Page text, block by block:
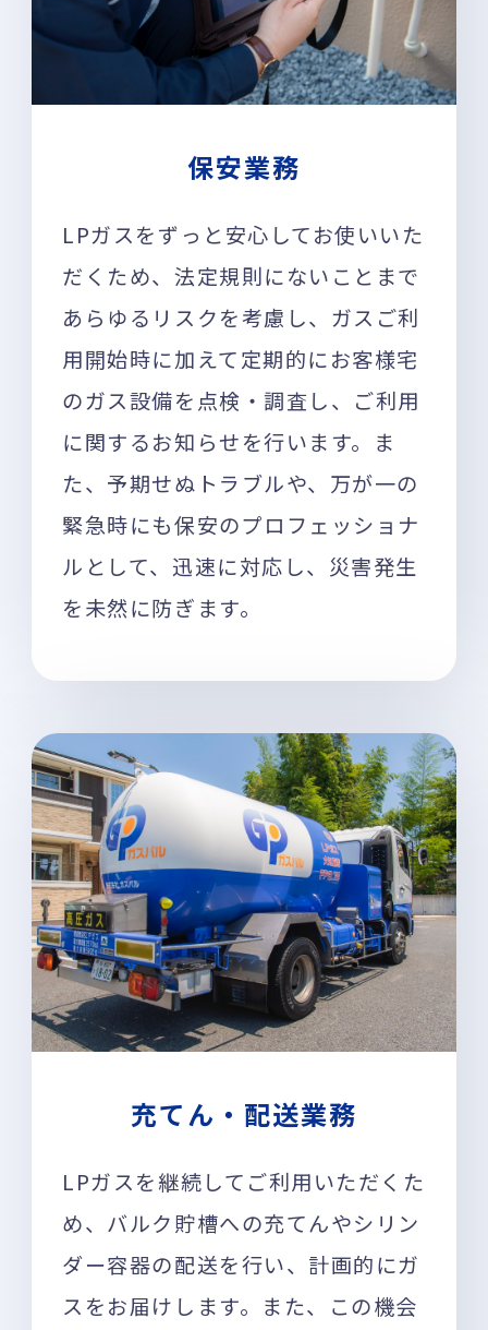
保安業務
LPガスをずっと安心してお使いいた
だくため、法定規則にないことまで
あらゆるリスクを考慮し、ガスご利
用開始時に加えて定期的にお客様宅
のガス設備を点検・調査し、ご利用
に関するお知らせを行います。ま
た、予期せぬトラブルや、万が一の
緊急時にも保安のプロフェッショナ
ルとして、迅速に対応し、災害発生
を未然に防ぎます。
充てん・配送業務
LPガスを継続してご利用いただくた
め、バルク貯槽への充てんやシリン
ダー容器の配送を行い、計画的にガ
スをお届けします。また、この機会